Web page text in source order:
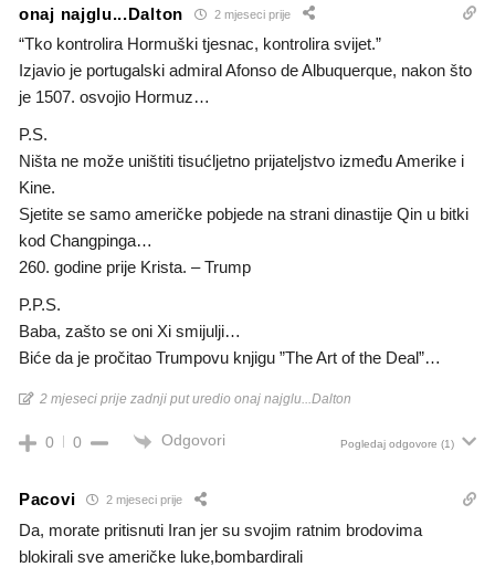
onaj najglu...Dalton 2 mjeseci prije
“Tko kontrolira Hormuški tjesnac, kontrolira svijet.”
Izjavio je portugalski admiral Afonso de Albuquerque, nakon što
je 1507. osvojio Hormuz…
P.S.
Ništa ne može uništiti tisućljetno prijateljstvo između Amerike i
Kine.
Sjetite se samo američke pobjede na strani dinastije Qin u bitki
kod Changpinga…
260. godine prije Krista. – Trump
P.P.S.
Baba, zašto se oni Xi smijulji…
Biće da je pročitao Trumpovu knjigu ”The Art of the Deal”…
2 mjeseci prije zadnji put uredio onaj najglu...Dalton
0 0 Odgovori Pogledaj odgovore (1)
Pacovi 2 mjeseci prije
Da, morate pritisnuti Iran jer su svojim ratnim brodovima
blokirali sve američke luke,bombardirali